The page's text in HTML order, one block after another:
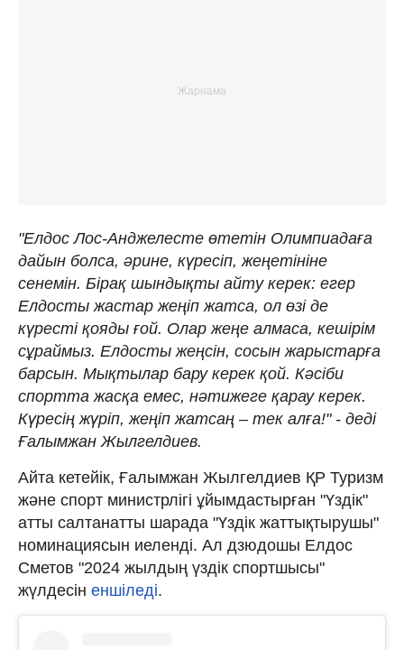
"Елдос Лос-Анджелесте өтетін Олимпиадаға
дайын болса, әрине, күресіп, жеңетініне
сенемін. Бірақ шындықты айту керек: егер
Елдосты жастар жеңіп жатса, ол өзі де
күресті қояды ғой. Олар жеңе алмаса, кешірім
сұраймыз. Елдосты жеңсін, сосын жарыстарға
барсын. Мықтылар бару керек қой. Кәсіби
спортта жасқа емес, нәтижеге қарау керек.
Күресің жүріп, жеңіп жатсаң – тек алға!" - деді
Ғалымжан Жылгелдиев.
Айта кетейік, Ғалымжан Жылгелдиев ҚР Туризм
және спорт министрлігі ұйымдастырған "Үздік"
атты салтанатты шарада "Үздік жаттықтырушы"
номинациясын иеленді. Ал дзюдошы Елдос
Сметов "2024 жылдың үздік спортшысы"
жүлдесін еншіледі.